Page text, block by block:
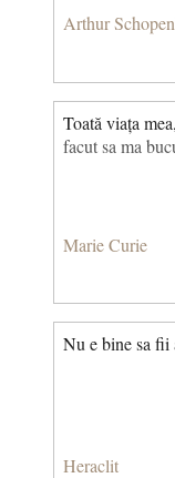
Arthur
Toată viața
facut sa ma
Marie Curie
Nu e bine sa fii
Heraclit